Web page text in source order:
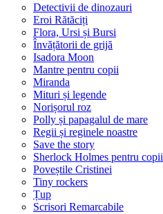
Detectivii de dinozauri
Eroi Rătăciți
Flora, Ursi și Bursi
Învățătorii de grijă
Isadora Moon
Mantre pentru copii
Miranda
Mituri și legende
Norișorul roz
Polly și papagalul de mare
Regii și reginele noastre
Save the story
Sherlock Holmes pentru copii
Poveștile Cristinei
Tiny rockers
Țup
Scrisori Remarcabile